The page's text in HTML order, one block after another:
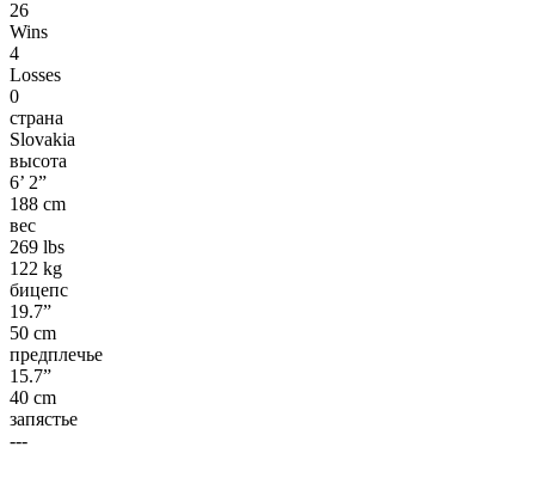
26
Wins
4
Losses
0
страна
Slovakia
высота
6’ 2”
188 cm
вес
269 lbs
122 kg
бицепс
19.7”
50 cm
предплечье
15.7”
40 cm
запястье
---